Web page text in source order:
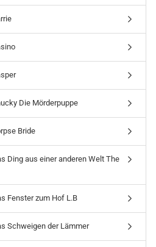
Die Mörderpuppe
Bride
Ding aus einer anderen Welt The
Fenster zum Hof L.B
Schweigen der Lämmer